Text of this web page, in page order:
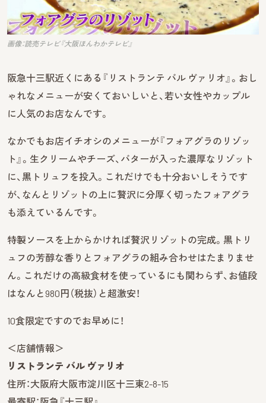
画像：読売テレビ『大阪ほんわかテレビ』
阪急十三駅近くにある『リストランテ バル ヴァリオ』。おし
ゃれなメニューが安くておいしいと、若い女性やカップル
に人気のお店なんです。
なかでもお店イチオシのメニューが『フォアグラのリゾッ
ト』。生クリームやチーズ、バターが入った濃厚なリゾット
に、黒トリュフを投入。これだけでも十分おいしそうです
が、なんとリゾットの上に贅沢に分厚く切ったフォアグラ
も添えているんです。
特製ソースを上からかければ贅沢リゾットの完成。黒トリ
ュフの芳醇な香りとフォアグラの組み合わせはたまりませ
ん。これだけの高級食材を使っているにも関わらず、お値段
はなんと980円（税抜）と超激安！
10食限定ですのでお早めに！
＜店舗情報＞
リストランテ バル ヴァリオ
住所：大阪府大阪市淀川区十三東2-8-15